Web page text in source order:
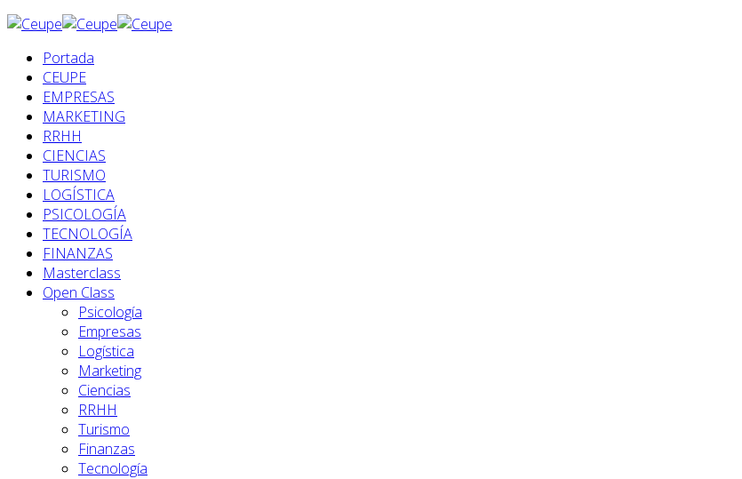
Portada
CEUPE
EMPRESAS
MARKETING
RRHH
CIENCIAS
TURISMO
LOGÍSTICA
PSICOLOGÍA
TECNOLOGÍA
FINANZAS
Masterclass
Open Class
Psicología
Empresas
Logística
Marketing
Ciencias
RRHH
Turismo
Finanzas
Tecnología